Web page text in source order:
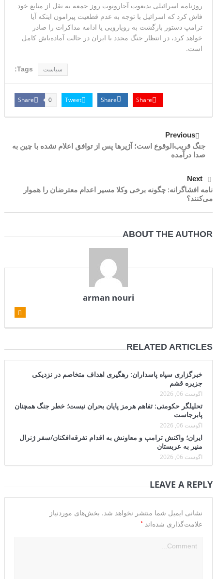
روزنامه اسرائیلی یدیعوت آحارونوت روز جمعه به نقل از منابع خود
فاش کرد که اسرائیل با توجه به عدم قطعیت پیرامون اینکه آیا
ترامپ دستور بازگشت به رویارویی یا ادامه مذاکرات را صادر
خواهد کرد، در انتظار جنگ مجدد با ایران در حالت آماده‌باش کامل
است.
Tags: سیاست
Share 0 Tweet Share Share
Previous
جنگ قریب‌الوقوع است؛ آژیرها پس از توافق اعلام نشده با چین به
صدا درآمده
Next
نامه‌ افشاگرانه‌: چگونه برخی وکلا مسیر اعدام معترضان را هموار
می‌کنند؟
ABOUT THE AUTHOR
arman nouri
RELATED ARTICLES
خبرگزاری سپاه پاسداران: رهگیری اهداف متخاصم در نزدیکی
جزیره قشم
آگوست 06, 2026
تحلیلگر حکومتی: تفاهم هرمز پایان بحران نیست؛ خطر جنگ همچنان
پابرجاست
آگوست 06, 2026
ایران؛ واکنش ترامپ و معاونش به اقدام تفرقه‌افکنان/سفر ژنرال
منیر به عربستان
آگوست 06, 2026
LEAVE A REPLY
نشانی ایمیل شما منتشر نخواهد شد. بخش‌های موردنیاز
علامت‌گذاری شده‌اند *